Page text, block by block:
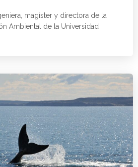
magíster y directora de la
Ambiental de la Universidad